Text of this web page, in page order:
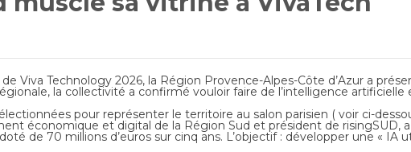
Viva Technology 2026, la Région Provence-Alpes-Côte d’Azur a
la collectivité a confirmé vouloir faire de l’intelligence
pour représenter le territoire au salon parisien ( voir ci-
économique et digital de la Région Sud et président de risingSUD,
de 70 millions d’euros sur cinq ans. L’objectif : développer une «